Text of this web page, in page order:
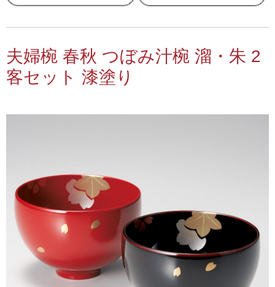
夫婦椀 春秋 つぼみ汁椀 溜・朱 2
客セット 漆塗り